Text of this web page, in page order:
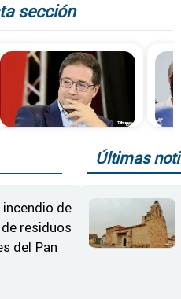
sección
de
residuos
del Pan
Últimas